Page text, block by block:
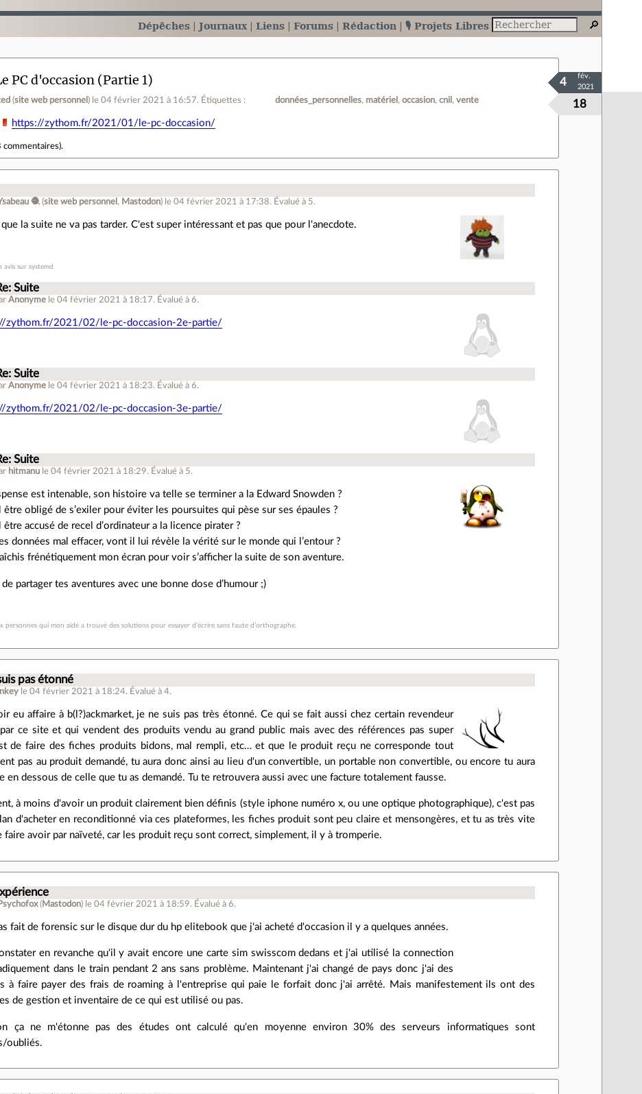
Dépêches Journaux Liens Forums Rédaction 🎙️ Projets Libres
PC d'occasion (Partie 1)
(site web personnel ) le 04 février 2021 à 16:57. Étiquettes : données_personnelles matériel occasion cnil vente 18
4
fév.
2021
https://zythom.fr/2021/01/le-pc-doccasion/
commentaires).
🧶 (site web personnel , Mastodon) le 04 février 2021 à 17:38. Évalué à 5.
la suite ne va pas tarder. C'est super intéressant et pas que pour l'anecdote.
avis sur systemd
Suite
Anonyme le 04 février 2021 à 18:17. Évalué à6.
zythom.fr/2021/02/le-pc-doccasion-2e-partie/
Suite
Anonyme le 04 février 2021 à 18:23. Évalué à6.
zythom.fr/2021/02/le-pc-doccasion-3e-partie/
Suite
hitmanu le 04 février 2021 à 18:29. Évalué à 5.
est intenable, son histoire va telle se terminer a la Edward Snowden ?
être obligé de s’exiler pour éviter les poursuites qui pèse sur ses épaules ?
accusé de recel d’ordinateur a la licence pirater ?
données mal effacer, vont il lui révèle la vérité sur le monde qui l’entour ?
frénétiquement mon écran pour voir s’afficher la suite de son aventure.
partager tes aventures avec une bonne dose d’humour ;)
personnes qui mon aidé a trouvé des solutions pour essayer d’écrire sans faute d’orthographe.
pas étonné
le 04 février 2021 à 18:24. Évalué à4.
eu affaire à b(l?)ackmarket, je ne suis pas très étonné. Ce qui se fait aussi chez certain revendeur
ce site et qui vendent des produits vendu au grand public mais avec des références pas super
de faire des fiches produits bidons, mal rempli, etc… et que le produit reçu ne corresponde tout
pas au produit demandé, tu aura donc ainsi au lieu d'un convertible, un portable non convertible, ou encore tu aura
en dessous de celle que tu as demandé. Tu te retrouvera aussi avec une facture totalement fausse.
à moins d'avoir un produit clairement bien définis (style iphone numéro x, ou une optique photographique), c'est pas
d'acheter en reconditionné via ces plateformes, les fiches produit sont peu claire et mensongères, et tu as très vite
faire avoir par naïveté, car les produit reçu sont correct, simplement, il y à tromperie.
Psychofox( Mastodon) le 04 février 2021 à 18:59. Évalué à6.
fait de forensic sur le disque dur du hp elitebook que j'ai acheté d'occasion il y a quelques années.
en revanche qu'il y avait encore une carte sim swisscom dedans et j'ai utilisé la connection
dans le train pendant 2 ans sans problème. Maintenant j'ai changé de pays donc j'ai des
à faire payer des frais de roaming à l'entreprise qui paie le forfait donc j'ai arrêté. Mais manifestement ils ont des
de gestion et inventaire de ce qui est utilisé ou pas.
ça ne m'étonne pas des études ont calculé qu'en moyenne environ 30% des serveurs informatiques sont
oubliés.